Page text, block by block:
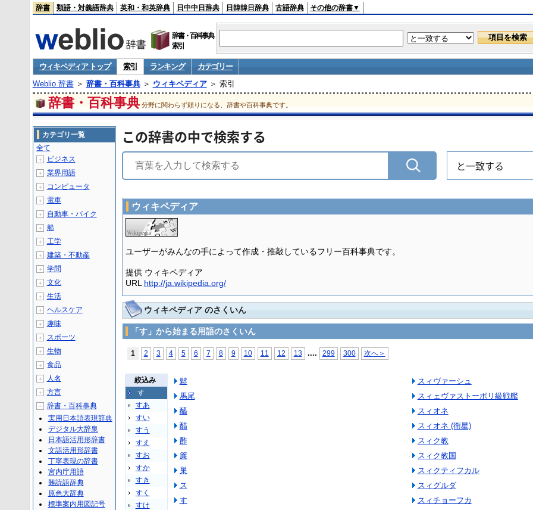
辞書 類語・対義語辞典 英和・和英辞典 日中中日辞典 日韓韓日辞典 古語辞典 その他の辞書▼
辞書・百科事典
索引
ウィキペディア トップ 索引 ランキング
カテゴリー
Weblio 辞書＞ 辞書・百科事典＞ ウィキペディア＞ 索引
辞書・百科事典 分野に関わらず頼りになる、辞書や百科事典です。
この辞書の中で検索する
と一致する
ウィキペディア
ユーザーがみんなの手によって作成・推敲しているフリー百科事典です。
提供 ウィキペディア
URL http://ja.wikipedia.org/
ウィキペディア のさくいん
「す」から始まる用語のさくいん
1 2 3 4 5 6 7 8 9 10 11 12 13 .... 299 300 次へ＞
絞込み
す
すあ
すい
すう
すえ
すお
すか
すき
すく
すけ
鬆
馬尾
醯
醋
酢
簾
巣
ス
す
スィヴァーシュ
スィェヴァストーポリ級戦艦
スィオネ
スィオネ (衛星)
スィク教
スィク教国
スィクティフカル
スィグルダ
スィチョーフカ
カテゴリ一覧
全て
＋ ビジネス
＋ 業界用語
＋ コンピュータ
＋ 電車
＋ 自動車・バイク
＋ 船
＋ 工学
＋ 建築・不動産
＋ 学問
＋ 文化
＋ 生活
＋ ヘルスケア
＋ 趣味
＋ スポーツ
＋ 生物
＋ 食品
＋ 人名
＋ 方言
－
辞書・百科事典
実用日本語表現辞典
デジタル大辞泉
日本語活用形辞書
文語活用形辞書
丁寧表現の辞書
宮内庁用語
難読語辞典
原色大辞典
標準案内用図記号